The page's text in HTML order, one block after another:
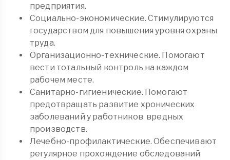
предприятия.
Социально-экономические. Стимулируются
государством для повышения уровня охраны
труда.
Организационно-технические. Помогают
вести тотальный контроль на каждом
рабочем месте.
Санитарно-гигиенические. Помогают
предотвращать развитие хронических
заболеваний у работников вредных
производств.
Лечебно-профилактические. Обеспечивают
регулярное прохождение обследований